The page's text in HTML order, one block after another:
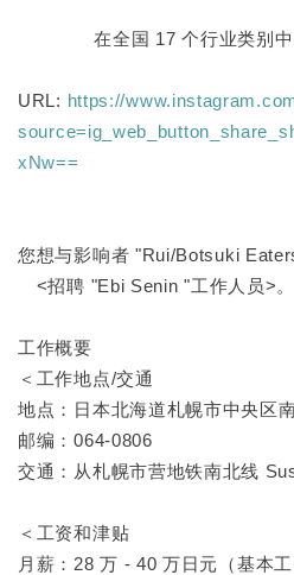
在全国 17 个行业类别
URL: https://
xNw==
您想与影响者 "Rui/Botsuki
<招聘 "Ebi Senin "工作人员>。
工作概要
＜工作地点/交通
地点：日本北海道札幌市中央区
邮编：064-0806
交通：从札幌市营地铁南北线
＜工资和津贴
月薪：28 万 - 40 万日元（基本